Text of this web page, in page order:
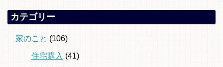
カテゴリー
家のこと (106)
住宅購入 (41)